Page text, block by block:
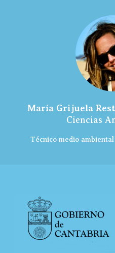
María Grijuela
Ciencias
Técnico medio